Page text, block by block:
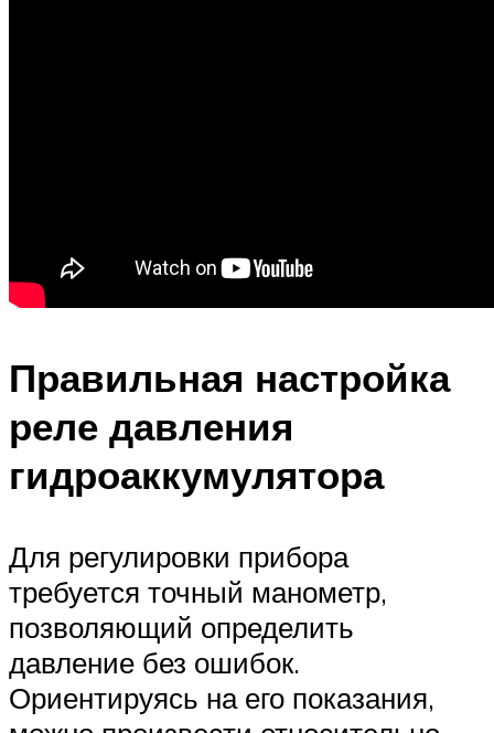
Правильная настройка
реле давления
гидроаккумулятора
Для регулировки прибора
требуется точный манометр,
позволяющий определить
давление без ошибок.
Ориентируясь на его показания,